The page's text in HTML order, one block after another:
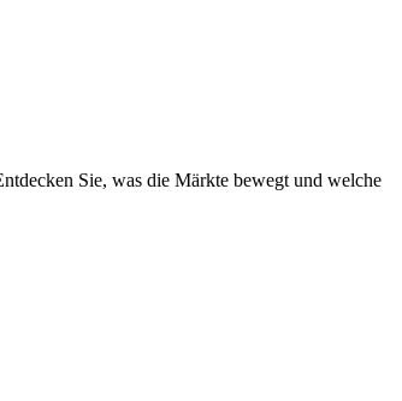
Sie, was die Märkte bewegt und welche